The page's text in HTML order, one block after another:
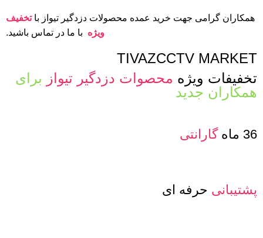
همکاران گرامی جهت خرید عمده محصولات دزدگیر تیواز باتخفیف
ویژه با ما در تماس باشید.
TIVAZCCTV MARKET
تخفیفات ویژه محصوات دزدگیر تیواز برای
همکاران جدید
36 ماه گارانتی
پشتیبانی حرفه ای